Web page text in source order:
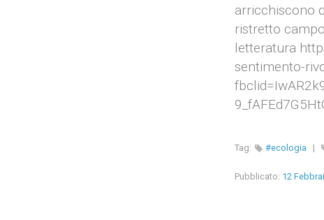
arricchiscono
ristretto
letteratura
sentimento-
Tag: #ecologia |
Pubblicato: 12